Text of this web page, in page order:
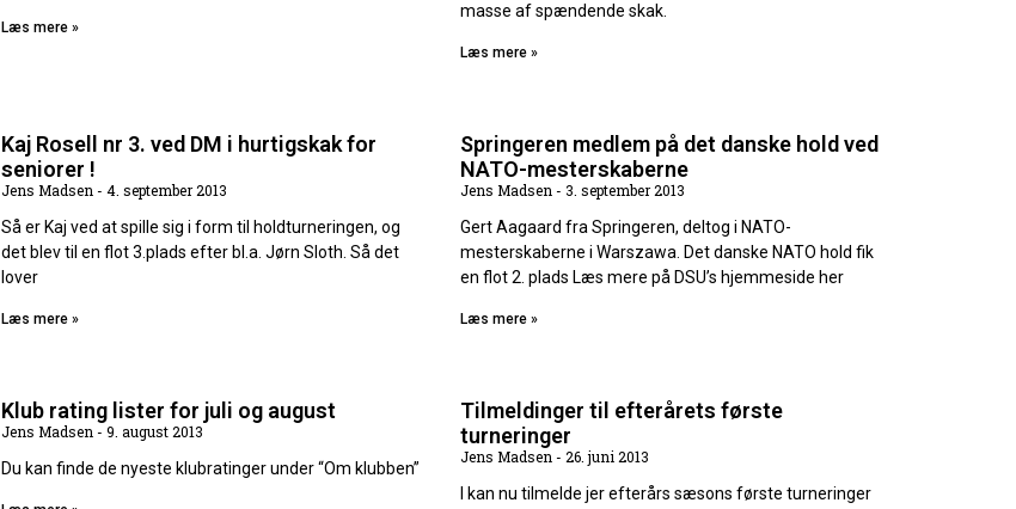
Læs mere »
masse af spændende skak.
Læs mere »
Kaj Rosell nr 3. ved DM i hurtigskak for
seniorer !
Jens Madsen
4. september 2013
Så er Kaj ved at spille sig i form til holdturneringen, og
det blev til en flot 3.plads efter bl.a. Jørn Sloth. Så det
lover
Læs mere »
Springeren medlem på det danske hold ved
NATO-mesterskaberne
Jens Madsen
3. september 2013
Gert Aagaard fra Springeren, deltog i NATO-
mesterskaberne i Warszawa. Det danske NATO hold fik
en flot 2. plads Læs mere på DSU’s hjemmeside her
Læs mere »
Klub rating lister for juli og august
Jens Madsen
9. august 2013
Du kan finde de nyeste klubratinger under “Om klubben”
Tilmeldinger til efterårets første
turneringer
Jens Madsen
26. juni 2013
I kan nu tilmelde jer efterårs sæsons første turneringer